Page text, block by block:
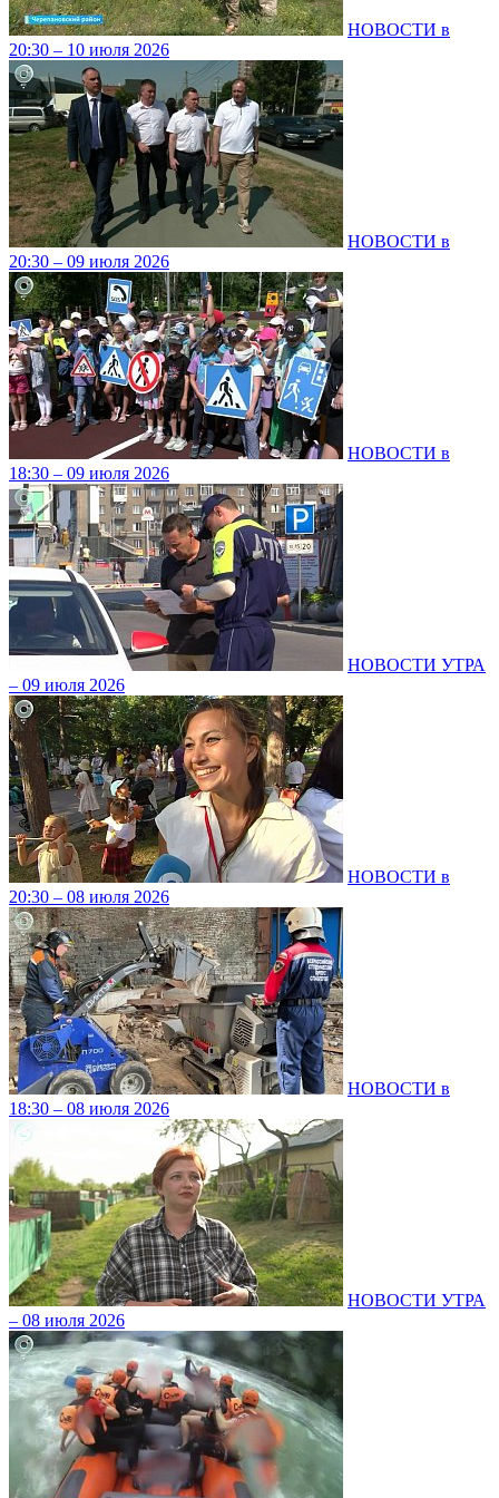
НОВОСТИ в
20:30 – 10 июля 2026
НОВОСТИ в
20:30 – 09 июля 2026
НОВОСТИ в
18:30 – 09 июля 2026
НОВОСТИ УТРА
– 09 июля 2026
НОВОСТИ в
20:30 – 08 июля 2026
НОВОСТИ в
18:30 – 08 июля 2026
НОВОСТИ УТРА
– 08 июля 2026